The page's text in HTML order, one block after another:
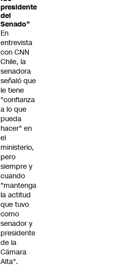
presidente
del
Senado"
En
entrevista
con CNN
Chile, la
senadora
señaló que
le tiene
"confianza
a lo que
pueda
hacer" en
el
ministerio,
pero
siempre y
cuando
"mantenga
la actitud
que tuvo
como
senador y
presidente
de la
Cámara
Alta".